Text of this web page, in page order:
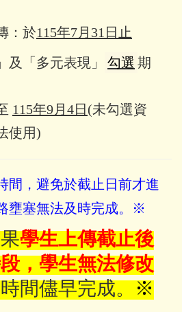
：於115年7月31日止
及「多元表現」 勾選 期
115年9月4日 (未勾選資
使用)
間，避免於截止日前才進
壅塞無法及時完成。※
學生上傳截止後
， 學生無法修改
間儘早完成。 ※